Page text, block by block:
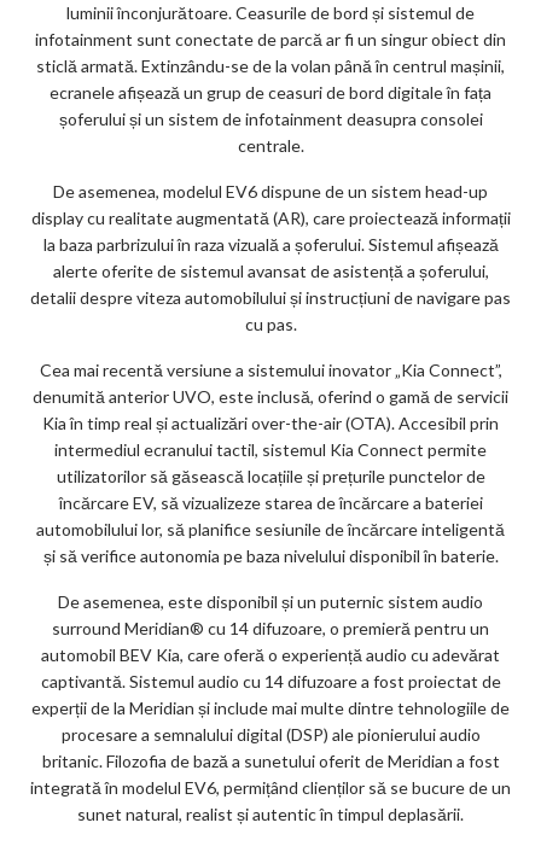
luminii înconjurătoare. Ceasurile de bord și sistemul de
infotainment sunt conectate de parcă ar fi un singur obiect din
sticlă armată. Extinzându-se de la volan până în centrul mașinii,
ecranele afișează un grup de ceasuri de bord digitale în fața
șoferului și un sistem de infotainment deasupra consolei
centrale.
De asemenea, modelul EV6 dispune de un sistem head-up
display cu realitate augmentată (AR), care proiectează informații
la baza parbrizului în raza vizuală a șoferului. Sistemul afișează
alerte oferite de sistemul avansat de asistență a șoferului,
detalii despre viteza automobilului și instrucțiuni de navigare pas
cu pas.
Cea mai recentă versiune a sistemului inovator „Kia Connect”,
denumită anterior UVO, este inclusă, oferind o gamă de servicii
Kia în timp real și actualizări over-the-air (OTA). Accesibil prin
intermediul ecranului tactil, sistemul Kia Connect permite
utilizatorilor să găsească locațiile și prețurile punctelor de
încărcare EV, să vizualizeze starea de încărcare a bateriei
automobilului lor, să planifice sesiunile de încărcare inteligentă
și să verifice autonomia pe baza nivelului disponibil în baterie.
De asemenea, este disponibil și un puternic sistem audio
surround Meridian® cu 14 difuzoare, o premieră pentru un
automobil BEV Kia, care oferă o experiență audio cu adevărat
captivantă. Sistemul audio cu 14 difuzoare a fost proiectat de
experții de la Meridian și include mai multe dintre tehnologiile de
procesare a semnalului digital (DSP) ale pionierului audio
britanic. Filozofia de bază a sunetului oferit de Meridian a fost
integrată în modelul EV6, permițând clienților să se bucure de un
sunet natural, realist și autentic în timpul deplasării.